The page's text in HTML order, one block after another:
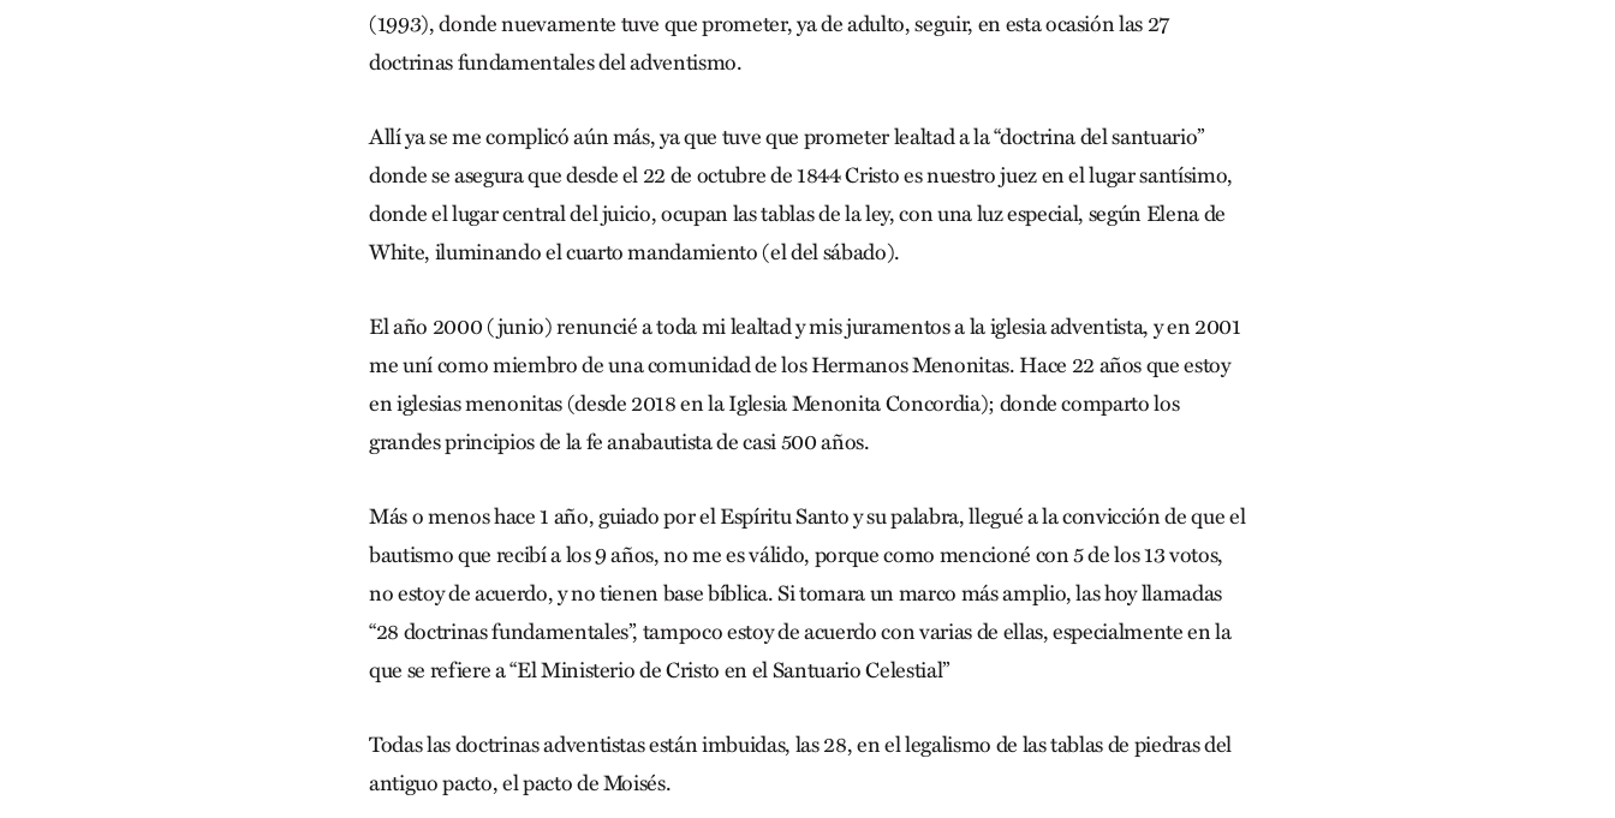
(1993), donde nuevamente tuve que prometer, ya de adulto, seguir, en esta ocasión las 27
doctrinas fundamentales del adventismo.
Allí ya se me complicó aún más, ya que tuve que prometer lealtad a la “doctrina del santuario”
donde se asegura que desde el 22 de octubre de 1844 Cristo es nuestro juez en el lugar santísimo,
donde el lugar central del juicio, ocupan las tablas de la ley, con una luz especial, según Elena de
White, iluminando el cuarto mandamiento (el del sábado).
El año 2000 (junio) renuncié a toda mi lealtad y mis juramentos a la iglesia adventista, y en 2001
me uní como miembro de una comunidad de los Hermanos Menonitas. Hace 22 años que estoy
en iglesias menonitas (desde 2018 en la Iglesia Menonita Concordia); donde comparto los
grandes principios de la fe anabautista de casi 500 años.
Más o menos hace 1 año, guiado por el Espíritu Santo y su palabra, llegué a la convicción de que el
bautismo que recibí a los 9 años, no me es válido, porque como mencioné con 5 de los 13 votos,
no estoy de acuerdo, y no tienen base bíblica. Si tomara un marco más amplio, las hoy llamadas
“28 doctrinas fundamentales”, tampoco estoy de acuerdo con varias de ellas, especialmente en la
que se refiere a “El Ministerio de Cristo en el Santuario Celestial”
Todas las doctrinas adventistas están imbuidas, las 28, en el legalismo de las tablas de piedras del
antiguo pacto, el pacto de Moisés.